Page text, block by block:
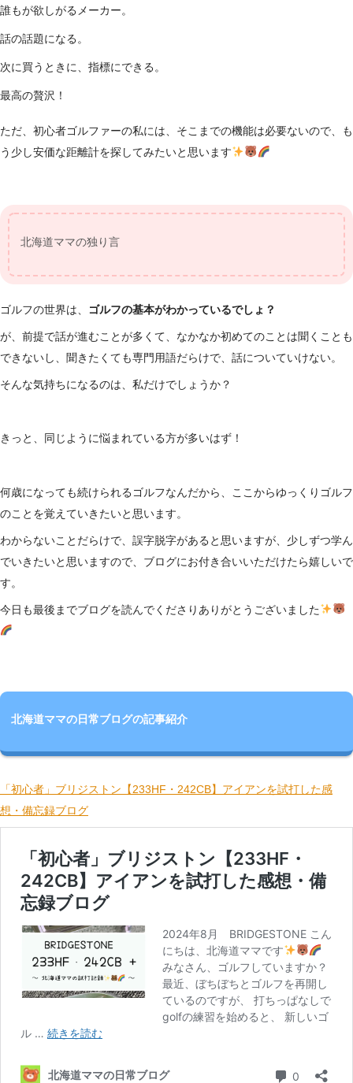
誰もが欲しがるメーカー。
話の話題になる。
次に買うときに、指標にできる。
最高の贅沢！
ただ、初心者ゴルファーの私には、そこまでの機能は必要ないので、も
う少し安価な距離計を探してみたいと思います
北海道ママの独り言
ゴルフの世界は、 ゴルフの基本がわかっているでしょ？
が、前提で話が進むことが多くて、なかなか初めてのことは聞くことも
できないし、聞きたくても専門用語だらけで、話についていけない。
そんな気持ちになるのは、私だけでしょうか？
きっと、同じように悩まれている方が多いはず！
何歳になっても続けられるゴルフなんだから、ここからゆっくりゴルフ
のことを覚えていきたいと思います。
わからないことだらけで、誤字脱字があると思いますが、少しずつ学ん
でいきたいと思いますので、ブログにお付き合いいただけたら嬉しいで
す。
今日も最後までブログを読んでくださりありがとうございました
北海道ママの日常ブログの記事紹介
「初心者」ブリジストン【233HF・242CB】アイアンを試打した感
想・備忘録ブログ